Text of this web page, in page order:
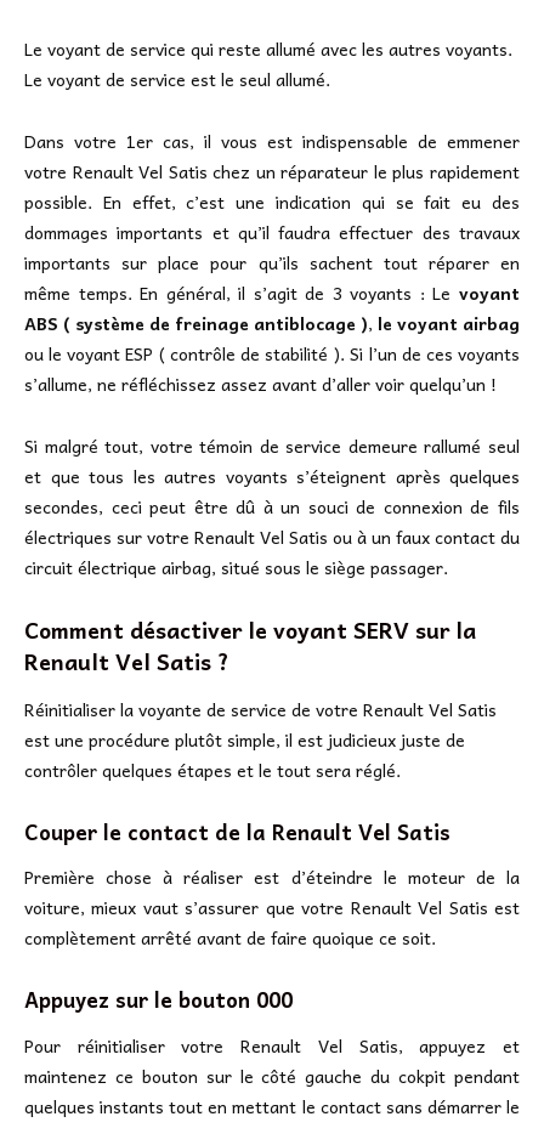
Le voyant de service qui reste allumé avec les autres voyants.
Le voyant de service est le seul allumé.
Dans votre 1er cas, il vous est indispensable de emmener
votre Renault Vel Satis chez un réparateur le plus rapidement
possible. En effet, c’est une indication qui se fait eu des
dommages importants et qu’il faudra effectuer des travaux
importants sur place pour qu’ils sachent tout réparer en
même temps. En général, il s’agit de 3 voyants : Le voyant
ABS ( système de freinage antiblocage ), le voyant airbag
ou le voyant ESP ( contrôle de stabilité ). Si l’un de ces voyants
s’allume, ne réfléchissez assez avant d’aller voir quelqu’un !
Si malgré tout, votre témoin de service demeure rallumé seul
et que tous les autres voyants s’éteignent après quelques
secondes, ceci peut être dû à un souci de connexion de fils
électriques sur votre Renault Vel Satis ou à un faux contact du
circuit électrique airbag, situé sous le siège passager.
Comment désactiver le voyant SERV sur la
Renault Vel Satis ?
Réinitialiser la voyante de service de votre Renault Vel Satis
est une procédure plutôt simple, il est judicieux juste de
contrôler quelques étapes et le tout sera réglé.
Couper le contact de la Renault Vel Satis
Première chose à réaliser est d’éteindre le moteur de la
voiture, mieux vaut s’assurer que votre Renault Vel Satis est
complètement arrêté avant de faire quoique ce soit.
Appuyez sur le bouton 000
Pour réinitialiser votre Renault Vel Satis, appuyez et
maintenez ce bouton sur le côté gauche du cokpit pendant
quelques instants tout en mettant le contact sans démarrer le